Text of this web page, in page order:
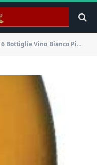
Bianco Pinot Grigio Selection Goriška Brda -cz